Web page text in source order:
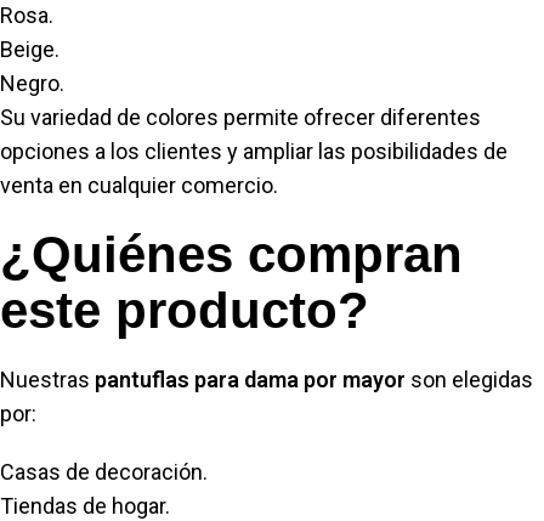
Rosa.
Beige.
Negro.
Su variedad de colores permite ofrecer diferentes
opciones a los clientes y ampliar las posibilidades de
venta en cualquier comercio.
¿Quiénes compran
este producto?
Nuestras pantuflas para dama por mayor son elegidas
por:
Casas de decoración.
Tiendas de hogar.